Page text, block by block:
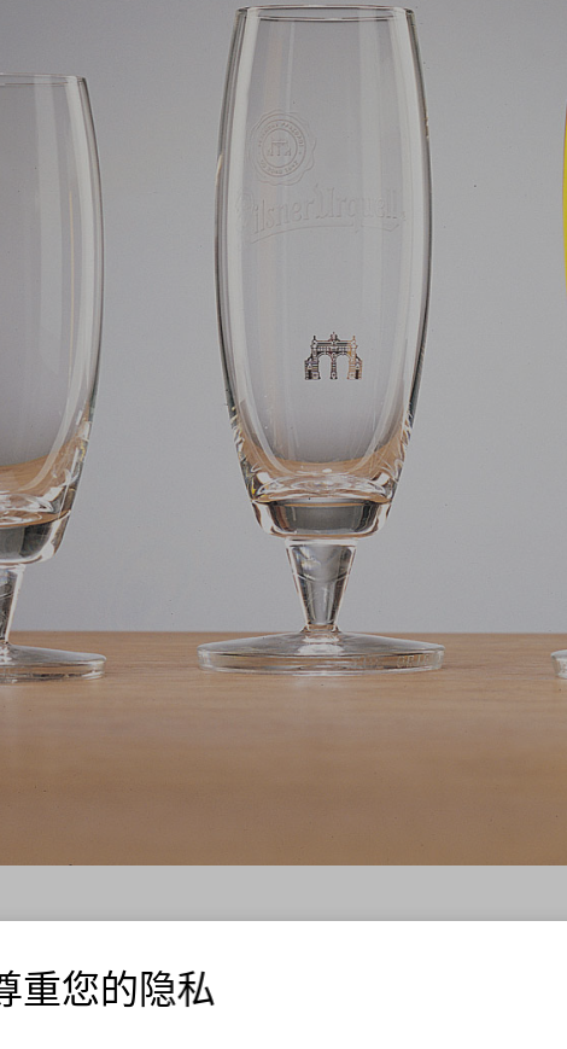
间著名的啤酒厂设计了什么？
酒杯，即所谓的 高波莱特高脚杯
（goblet）。任务很明
此我们为公司设计了由新一代共聚酯玻璃材料制成的高
世界各地，已拥有约三千万客户。
重您的隐私